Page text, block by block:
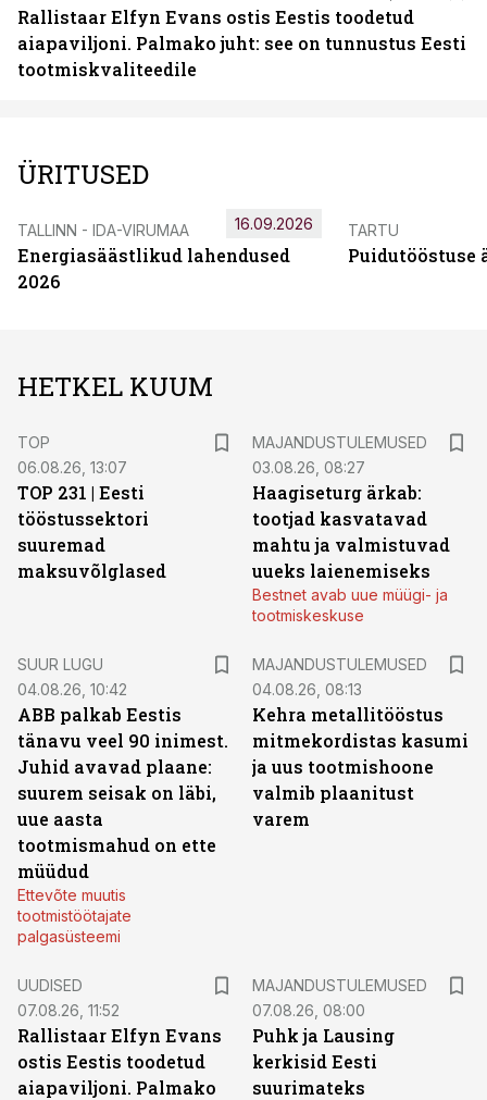
Rallistaar Elfyn Evans ostis Eestis toodetud
aiapaviljoni. Palmako juht: see on tunnustus Eesti
tootmiskvaliteedile
ÜRITUSED
TALLINN - IDA-VIRUMAA
Energiasäästlikud lahendused
2026
16.09.2026 TARTU
Puidutööstuse
HETKEL KUUM
TOP
06.08.26, 13:07
TOP 231 | Eesti
tööstussektori
suuremad
maksuvõlglased
MAJANDUSTULEMUSED
03.08.26, 08:27
Haagiseturg ärkab:
tootjad kasvatavad
mahtu ja valmistuvad
uueks laienemiseks
Bestnet avab uue müügi- ja
tootmiskeskuse
SUUR LUGU
04.08.26, 10:42
ABB palkab Eestis
tänavu veel 90 inimest.
Juhid avavad plaane:
suurem seisak on läbi,
uue aasta
tootmismahud on ette
müüdud
Ettevõte muutis
tootmistöötajate
palgasüsteemi
MAJANDUSTULEMUSED
04.08.26, 08:13
Kehra metallitööstus
mitmekordistas kasumi
ja uus tootmishoone
valmib plaanitust
varem
UUDISED
07.08.26, 11:52
Rallistaar Elfyn Evans
ostis Eestis toodetud
aiapaviljoni. Palmako
MAJANDUSTULEMUSED
07.08.26, 08:00
Puhk ja Lausing
kerkisid Eesti
suurimateks